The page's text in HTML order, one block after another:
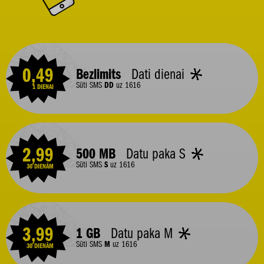
0,49
1 DIENAI
Bezlimits Dati dienai
Sūti SMSDD uz 1616
2,99
30 DIENĀM
500 MB Datu paka S
Sūti SMSS uz 1616
3,99
30 DIENĀM
1 GB Datu paka M
Sūti SMSM uz 1616